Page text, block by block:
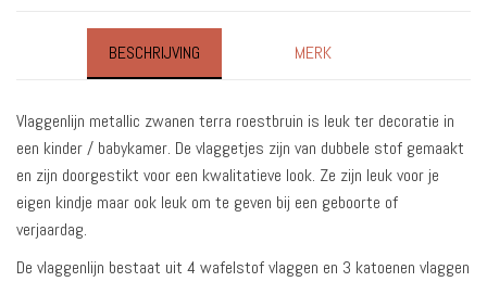
BESCHRIJVING MERK
Vlaggenlijn metallic zwanen terra roestbruin is leuk ter decoratie in
een kinder / babykamer. De vlaggetjes zijn van dubbele stof gemaakt
en zijn doorgestikt voor een kwalitatieve look. Ze zijn leuk voor je
eigen kindje maar ook leuk om te geven bij een geboorte of
verjaardag.
De vlaggenlijn bestaat uit 4 wafelstof vlaggen en 3 katoenen vlaggen